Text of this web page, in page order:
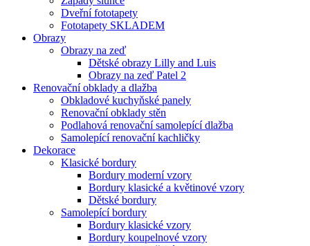
Dveřní fototapety
Fototapety SKLADEM
Obrazy
Obrazy na zeď
Dětské obrazy Lilly and Luis
Obrazy na zeď Patel 2
Renovační obklady a dlažba
Obkladové kuchyňské panely
Renovační obklady stěn
Podlahová renovační samolepící dlažba
Samolepící renovační kachličky
Dekorace
Klasické bordury
Bordury moderní vzory
Bordury klasické a květinové vzory
Dětské bordury
Samolepící bordury
Bordury klasické vzory
Bordury koupelnové vzory